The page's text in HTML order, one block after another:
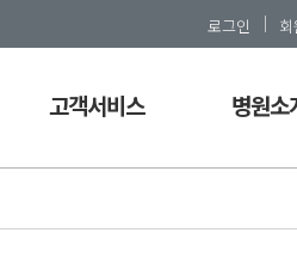
로그인
고객서비스
자주하는 질문
병원소
인증수상내역